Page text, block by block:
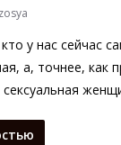
у нас сейчас
а, точнее, как